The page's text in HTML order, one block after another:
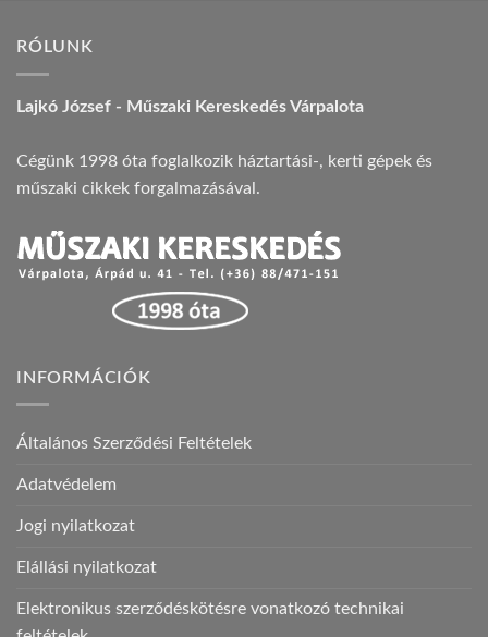
RÓLUNK
Lajkó József - Műszaki Kereskedés Várpalota
Cégünk 1998 óta foglalkozik háztartási-, kerti gépek és
műszaki cikkek forgalmazásával.
INFORMÁCIÓK
Általános Szerződési Feltételek
Adatvédelem
Jogi nyilatkozat
Elállási nyilatkozat
Elektronikus szerződéskötésre vonatkozó technikai